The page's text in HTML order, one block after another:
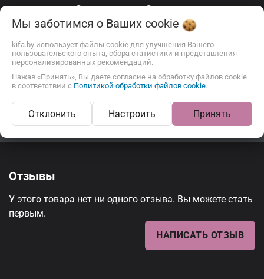
Описание Отзывы
Вафли с начинкой
ХАРАКТЕРИСТИКИ
Вид товара Трубочки
Отзывы
У этого товара нет ни одного отзыва. Вы можете стать
первым.
НАПИСАТЬ ОТЗЫВ
Мы заботимся о Ваших cookie
kifa.by использует файлы cookie для улучшения Вашего
пользовательского опыта, сбора статистики и представления
персонализированных рекомендаций.
Нажав «Принять», Вы даете согласие на обработку файлов cookie
в соответствии с Политикой обработки файлов cookie.
Отклонить Настроить Принять